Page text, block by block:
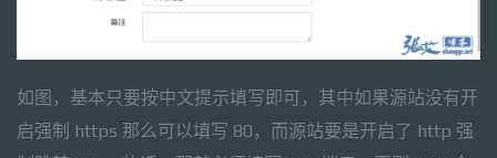
如图，基本只要按中文提示填写即可，其中如果源站没有开
启强制 https 那么可以填写 80，而源站要是开启了 http 强